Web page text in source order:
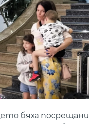
бяха